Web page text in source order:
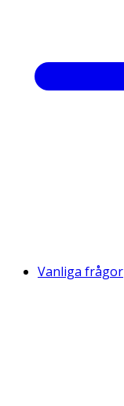
Vanliga frågor